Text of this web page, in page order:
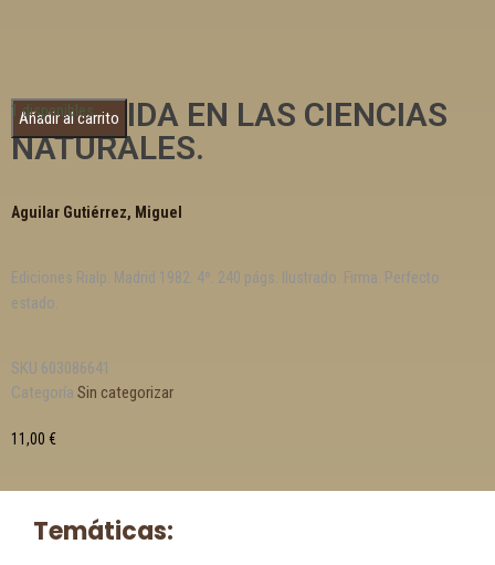
Temáticas:
LA MEDIDA EN LAS CIENCIAS
NATURALES.
Aguilar Gutiérrez, Miguel
Ediciones Rialp. Madrid 1982. 4º. 240 págs. Ilustrado. Firma. Perfecto
estado.
SKU 603086641
Categoría Sin categorizar
11,00 €
1 disponibles
Añadir al carrito